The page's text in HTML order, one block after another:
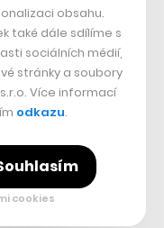
teď město ke svému
datového
Hřiba nejsou
svět příjemný pro
přístupnější, aby
obsahu.
také dále sdílíme s
sociálních médií,
stránky a soubory
Více informací
odkazu.
cookies